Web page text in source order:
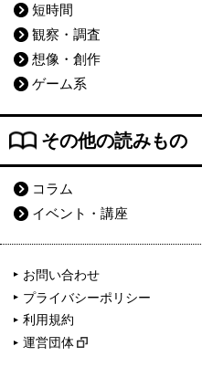
短時間
観察・調査
想像・創作
ゲーム系
その他の読みもの
コラム
イベント・講座
お問い合わせ
プライバシーポリシー
利用規約
運営団体